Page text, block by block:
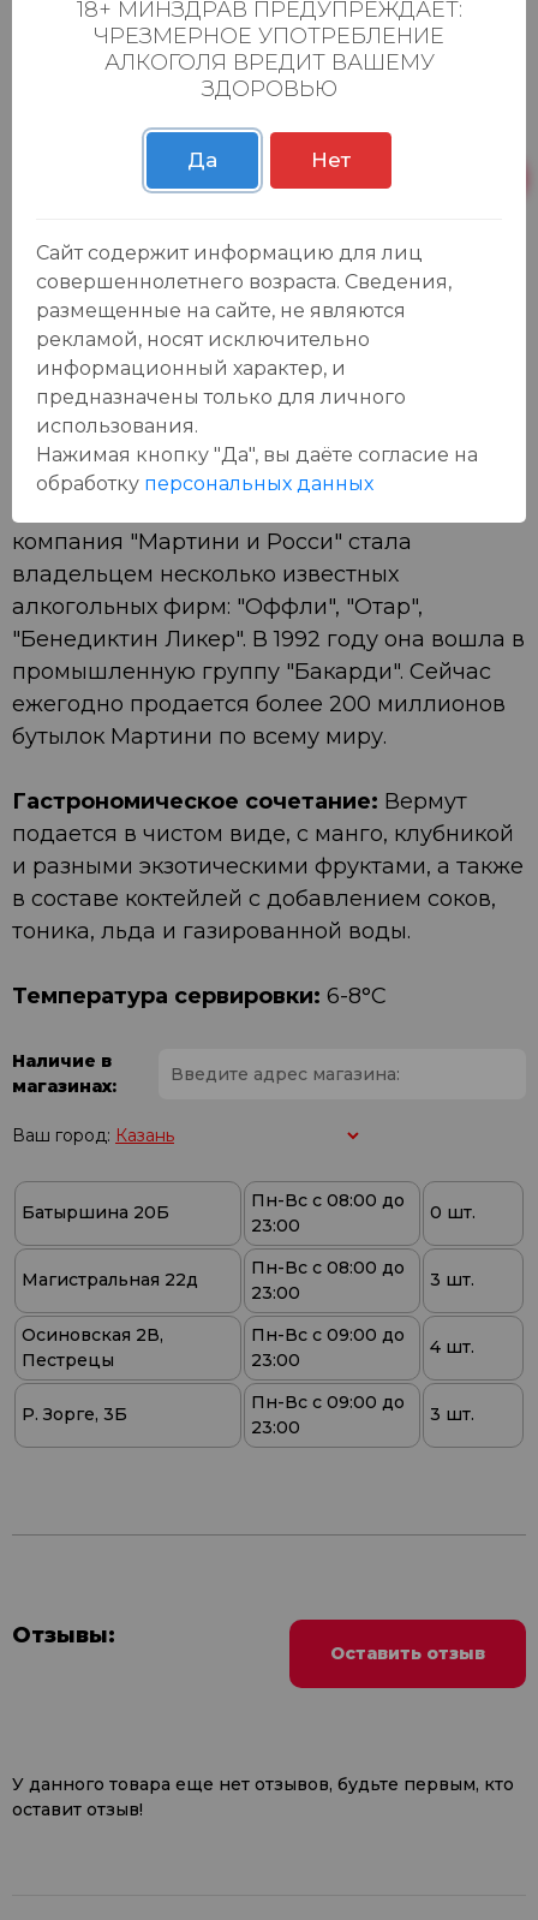
была основана компания по производству
вин и ликеров. Одним из компаньонов стал
коммерческий агент Алессандро Мартини.
, исследуя различные ароматизаторы нашел
великолепное сочетание для вермута.
хозяевами компании и их вермут получил
название "мартини". Их наследники вывели
компанию в число самых известных
производителей вермута. Большое
количество различных медалей доказывает
высокие достоинства напитка. Даже Король
Пьемонта Умберто I разрешил фирме
поместить на этикетке свой герб — белый
компания "Мартини и Росси" стала
владельцем несколько известных
алкогольных фирм: "Оффли", "Отар",
"Бенедиктин Ликер". В 1992 году она вошла в
промышленную группу "Бакарди". Сейчас
ежегодно продается более 200 миллионов
бутылок Мартини по всему миру.
Гастрономическое сочетание: Вермут
подается в чистом виде, с манго, клубникой
и разными экзотическими фруктами, а также
в составе коктейлей с добавлением соков,
тоника, льда и газированной воды.
Температура сервировки: 6-8°C
Наличие в
магазинах:
Ваш город:
Батыршина 20Б
Пн-Вс с 08:00 до
23:00
0 шт.
Магистральная 22д
Пн-Вс с 08:00 до
23:00
3 шт.
Осиновская 2В,
Пестрецы
Пн-Вс с 09:00 до
23:00
4 шт.
Р. Зорге, 3Б
Пн-Вс с 09:00 до
23:00
3 шт.
Отзывы:
Оставить отзыв
У данного товара еще нет отзывов, будьте первым, кто
оставит отзыв!
18+ МИНЗДРАВ ПРЕДУПРЕЖДАЕТ:
ЧРЕЗМЕРНОЕ УПОТРЕБЛЕНИЕ
АЛКОГОЛЯ ВРЕДИТ ВАШЕМУ
ЗДОРОВЬЮ
Да Нет
Сайт содержит информацию для лиц
совершеннолетнего возраста. Сведения,
размещенные на сайте, не являются
рекламой, носят исключительно
информационный характер, и
предназначены только для личного
использования.
Нажимая кнопку "Да", вы даёте cогласие на
обработку персональных данных